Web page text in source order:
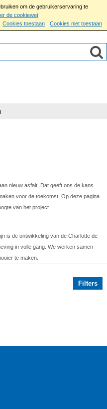
om de gebruikerservaring te
de cookiewet
Cookies toestaan
Cookies niet toestaan
nieuw asfalt. Dat geeft ons de kans
voor de toekomst. Op deze pagina
van het project.
is de ontwikkeling van de Charlotte de
in volle gang. We werken samen
te maken.
Filters